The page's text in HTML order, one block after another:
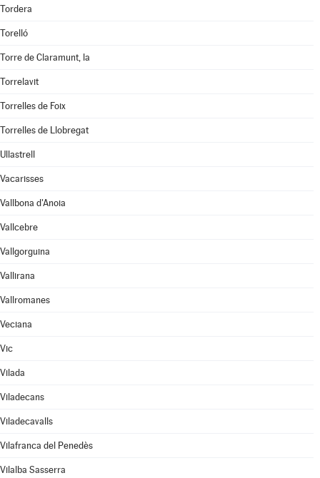
Tordera
Torelló
Torre de Claramunt, la
Torrelavit
Torrelles de Foix
Torrelles de Llobregat
Ullastrell
Vacarisses
Vallbona d'Anoia
Vallcebre
Vallgorguina
Vallirana
Vallromanes
Veciana
Vic
Vilada
Viladecans
Viladecavalls
Vilafranca del Penedès
Vilalba Sasserra